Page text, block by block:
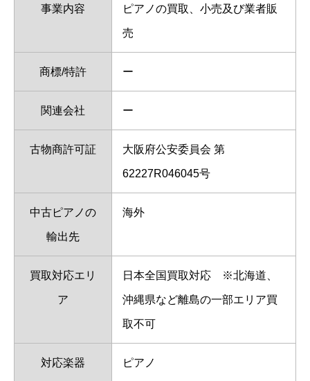
事業内容 ピアノの買取、小売及び業者販
売
商標/特許 ー
関連会社 ー
古物商許可証 大阪府公安委員会 第
62227R046045号
中古ピアノの
輸出先
海外
買取対応エリ
ア
日本全国買取対応 ※北海道、
沖縄県など離島の一部エリア買
取不可
対応楽器 ピアノ